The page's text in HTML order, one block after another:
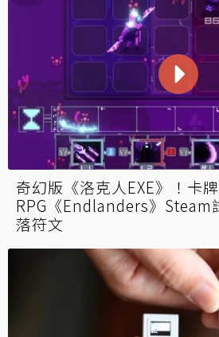
奇幻版《洛克人EXE》！卡
RPG《Endlanders》Steam
落符文